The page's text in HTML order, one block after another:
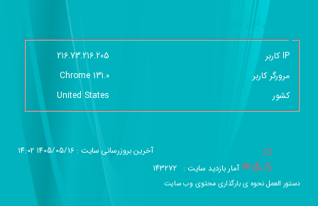
IP کاربر
216.73.216.205
مرورگر کاربر
Chrome 131.0
کشور
United States
آخرین بروزرسانی سایت : 1405/05/16 14:02
آمار بازدید سایت : 143272
دستور العمل نحوه ی بارگذاری محتوی وب سایت